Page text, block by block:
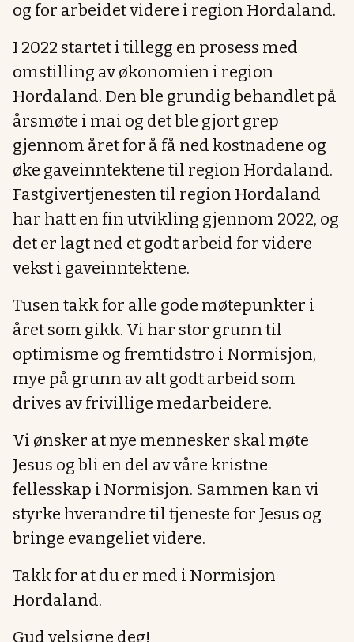
og for arbeidet videre i region Hordaland.
I 2022 startet i tillegg en prosess med
omstilling av økonomien i region
Hordaland. Den ble grundig behandlet på
årsmøte i mai og det ble gjort grep
gjennom året for å få ned kostnadene og
øke gaveinntektene til region Hordaland.
Fastgivertjenesten til region Hordaland
har hatt en fin utvikling gjennom 2022, og
det er lagt ned et godt arbeid for videre
vekst i gaveinntektene.
Tusen takk for alle gode møtepunkter i
året som gikk. Vi har stor grunn til
optimisme og fremtidstro i Normisjon,
mye på grunn av alt godt arbeid som
drives av frivillige medarbeidere.
Vi ønsker at nye mennesker skal møte
Jesus og bli en del av våre kristne
fellesskap i Normisjon. Sammen kan vi
styrke hverandre til tjeneste for Jesus og
bringe evangeliet videre.
Takk for at du er med i Normisjon
Hordaland.
Gud velsigne deg!